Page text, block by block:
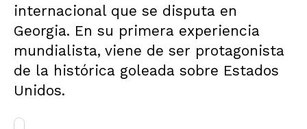
internacional que se disputa en
Georgia. En su primera experiencia
mundialista, viene de ser protagonista
de la histórica goleada sobre Estados
Unidos.